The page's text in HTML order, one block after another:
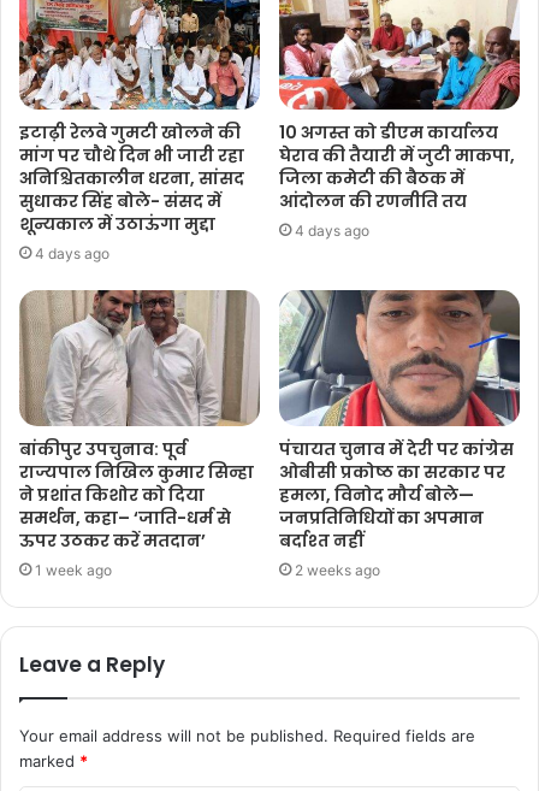
इटाढ़ी रेलवे गुमटी खोलने की
मांग पर चौथे दिन भी जारी रहा
अनिश्चितकालीन धरना, सांसद
सुधाकर सिंह बोले- संसद में
शून्यकाल में उठाऊंगा मुद्दा
4 days ago
10 अगस्त को डीएम कार्यालय
घेराव की तैयारी में जुटी माकपा,
जिला कमेटी की बैठक में
आंदोलन की रणनीति तय
4 days ago
बांकीपुर उपचुनाव: पूर्व
राज्यपाल निखिल कुमार सिन्हा
ने प्रशांत किशोर को दिया
समर्थन, कहा– ‘जाति-धर्म से
ऊपर उठकर करें मतदान’
1 week ago
पंचायत चुनाव में देरी पर कांग्रेस
ओबीसी प्रकोष्ठ का सरकार पर
हमला, विनोद मौर्य बोले—
जनप्रतिनिधियों का अपमान
बर्दाश्त नहीं
2 weeks ago
Leave a Reply
Your email address will not be published. Required fields are
marked *